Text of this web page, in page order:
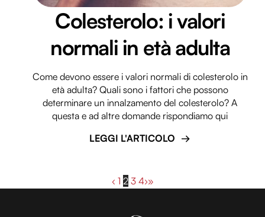
Colesterolo: i valori
normali in età adulta
Come devono essere i valori normali di colesterolo in
età adulta? Quali sono i fattori che possono
determinare un innalzamento del colesterolo? A
questa e ad altre domande rispondiamo qui
LEGGI L'ARTICOLO
‹ 1 2 3 4›»